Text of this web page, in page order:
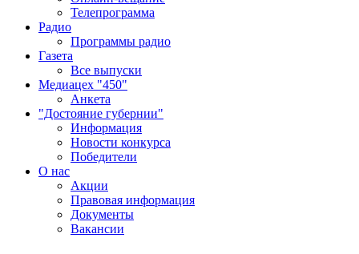
Телепрограмма
Радио
Программы радио
Газета
Все выпуски
Медиацех "450"
Анкета
"Достояние губернии"
Информация
Новости конкурса
Победители
О нас
Акции
Правовая информация
Документы
Вакансии